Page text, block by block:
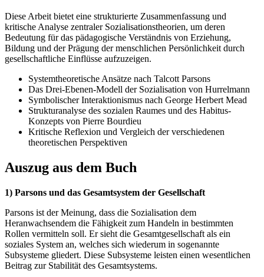
Diese Arbeit bietet eine strukturierte Zusammenfassung und
kritische Analyse zentraler Sozialisationstheorien, um deren
Bedeutung für das pädagogische Verständnis von Erziehung,
Bildung und der Prägung der menschlichen Persönlichkeit durch
gesellschaftliche Einflüsse aufzuzeigen.
Systemtheoretische Ansätze nach Talcott Parsons
Das Drei-Ebenen-Modell der Sozialisation von Hurrelmann
Symbolischer Interaktionismus nach George Herbert Mead
Strukturanalyse des sozialen Raumes und des Habitus-
Konzepts von Pierre Bourdieu
Kritische Reflexion und Vergleich der verschiedenen
theoretischen Perspektiven
Auszug aus dem Buch
1) Parsons und das Gesamtsystem der Gesellschaft
Parsons ist der Meinung, dass die Sozialisation dem
Heranwachsendem die Fähigkeit zum Handeln in bestimmten
Rollen vermitteln soll. Er sieht die Gesamtgesellschaft als ein
soziales System an, welches sich wiederum in sogenannte
Subsysteme gliedert. Diese Subsysteme leisten einen wesentlichen
Beitrag zur Stabilität des Gesamtsystems.